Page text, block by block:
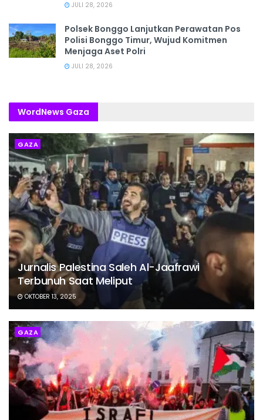
JULI 28, 2026
Polsek Bonggo Lanjutkan Perawatan Pos
Polisi Bonggo Timur, Wujud Komitmen
Menjaga Aset Polri
JULI 28, 2026
WordNews Gaza
GAZA
Jurnalis Palestina Saleh Al-Jaafrawi
Terbunuh Saat Meliput
OKTOBER 13, 2025
GAZA